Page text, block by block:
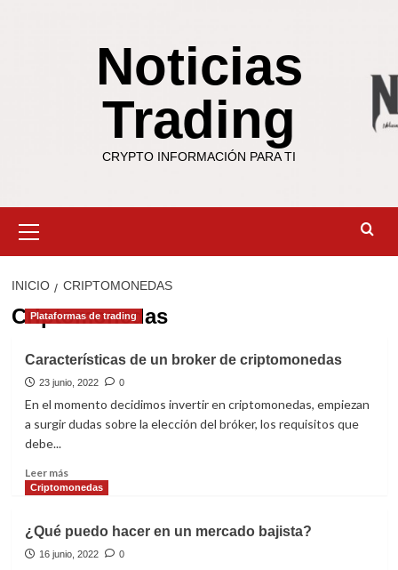
Noticias
Trading
CRYPTO INFORMACIÓN PARA TI
primario
INICIO CRIPTOMONEDAS
Criptomonedas
Plataformas de trading
Características de un broker de criptomonedas
23 junio, 2022 0
En el momento decidimos invertir en criptomonedas, empiezan
a surgir dudas sobre la elección del bróker, los requisitos que
debe...
Leer másLeer
más
de
un
Criptomonedas
¿Qué puedo hacer en un mercado bajista?
16 junio, 2022 0